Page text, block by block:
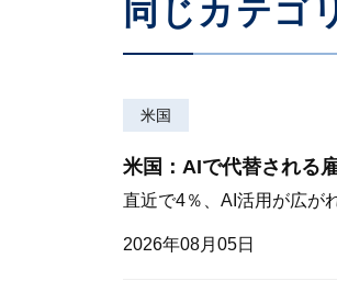
同じカテゴ
米国
米国：AIで代替される
直近で4％、AI活用が広が
2026年08月05日